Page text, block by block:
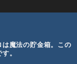
魔法の貯金箱。この
。